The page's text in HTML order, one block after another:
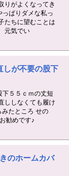
りがよくなってき
ぱりダメな私っ
たちに望むことは
元気でい
しが不要の股下
５５ｃｍの丈短
ししなくても履け
たところ せの
勧めです♪
のホームカバ